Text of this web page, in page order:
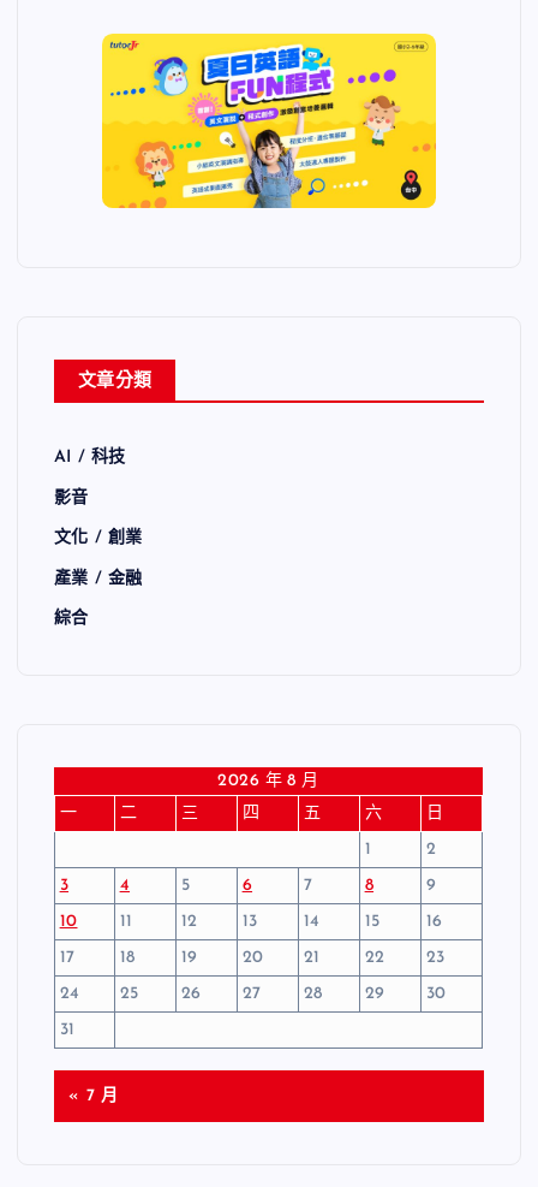
文章分類
AI / 科技
影音
文化 / 創業
產業 / 金融
綜合
2026 年 8 月
一
二 三 四 五 六
日
1
2
3
4 5 6 7 8
9
10
11 12 13 14 15
16
17
18 19 20 21 22
23
24
25 26 27 28 29
30
31
« 7 月